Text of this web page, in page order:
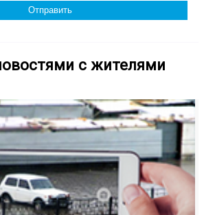
с жителями